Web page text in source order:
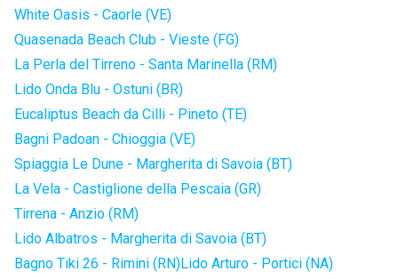
White Oasis - Caorle (VE)
Quasenada Beach Club - Vieste (FG)
La Perla del Tirreno - Santa Marinella (RM)
Lido Onda Blu - Ostuni (BR)
Eucaliptus Beach da Cilli - Pineto (TE)
Bagni Padoan - Chioggia (VE)
Spiaggia Le Dune - Margherita di Savoia (BT)
La Vela - Castiglione della Pescaia (GR)
Tirrena - Anzio (RM)
Lido Albatros - Margherita di Savoia (BT)
Bagno Tiki 26 - Rimini (RN)Lido Arturo - Portici (NA)